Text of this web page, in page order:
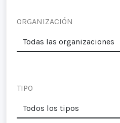
ORGANIZACIÓN
TIPO